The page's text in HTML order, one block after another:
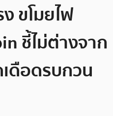
ขโมยไฟ
ชี้ไม่ต่างจาก
ดือดรบกวน